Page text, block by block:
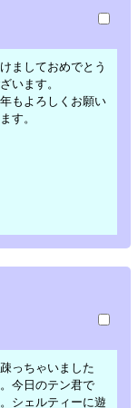
ましておめでとう
います。
もよろしくお願い
す。
っちゃいました
今日のテン君で
シェルティーに遊